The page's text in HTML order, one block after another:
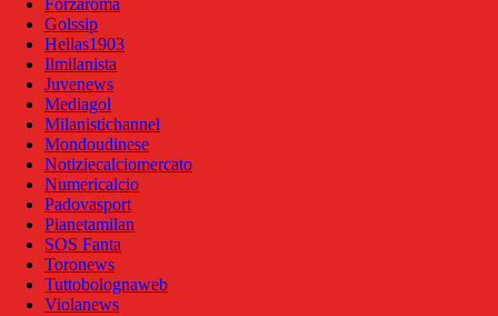
Forzaroma
Golssip
Hellas1903
Ilmilanista
Juvenews
Mediagol
Milanistichannel
Mondoudinese
Notiziecalciomercato
Numericalcio
Padovasport
Pianetamilan
SOS Fanta
Toronews
Tuttobolognaweb
Violanews